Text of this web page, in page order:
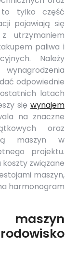
to tylko część
pojawiają się
utrzymaniem
paliwa i
Należy
odpowiednie
latach
się wynajem
na znaczne
oraz
maszyn w
projektu.
związane
maszyn,
harmonogram